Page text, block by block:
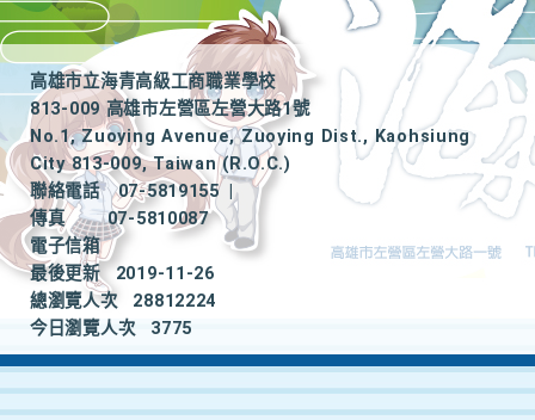
高雄市立海青高級工商職業學校
813-009 高雄市左營區左營大路1號
No.1, Zuoying Avenue, Zuoying Dist., Kaohsiung
City 813-009, Taiwan (R.O.C.)
聯絡電話
07-5819155
|
傳真
07-5810087
電子信箱
最後更新
2019-11-26
總瀏覽人次
28812224
今日瀏覽人次
3775